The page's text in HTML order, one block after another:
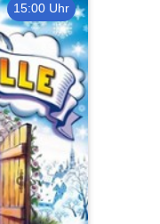
15:00 Uhr